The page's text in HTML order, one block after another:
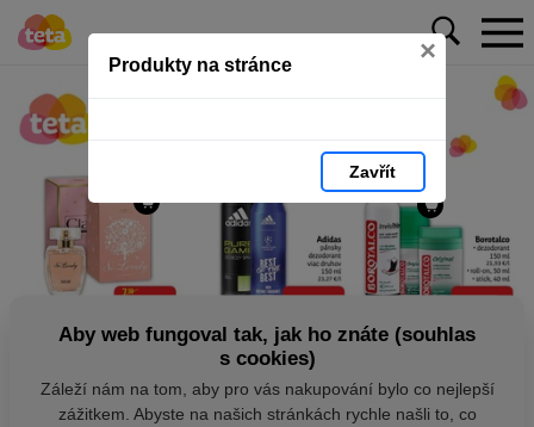
Produkty na stránce ×
Zavřít
Aby web fungoval tak, jak ho znáte (souhlas
s cookies)
Záleží nám na tom, aby pro vás nakupování bylo co nejlepší
zážitkem. Abyste na našich stránkách rychle našli to, co